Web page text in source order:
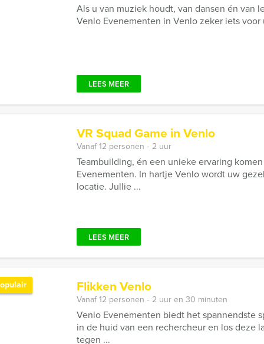
Als u van muziek houdt, van dansen én van
Venlo Evenementen in Venlo zeker iets voor
LEES MEER
VR Squad Game in Venlo
Vanaf 12 personen ‐ 2 uur
Teambuilding, én een unieke ervaring
Evenementen. In hartje Venlo wordt uw
locatie. Jullie ...
LEES MEER
Flikken Venlo
Vanaf 12 personen ‐ 2 uur en 30 minuten
Venlo Evenementen biedt het spannendste
in de huid van een rechercheur en los deze
tegen ...